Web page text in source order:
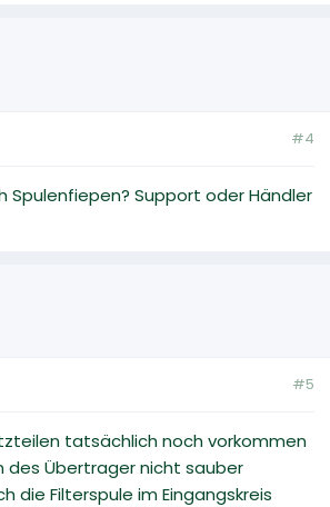
#4
Spulenfiepen? Support oder Händler
#5
tatsächlich noch vorkommen
des Übertrager nicht sauber
die Filterspule im Eingangskreis